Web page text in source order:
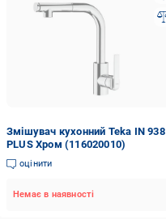
Змішувач кухонний Teka IN 938
PLUS Хром (116020010)
оцінити
Немає в наявності